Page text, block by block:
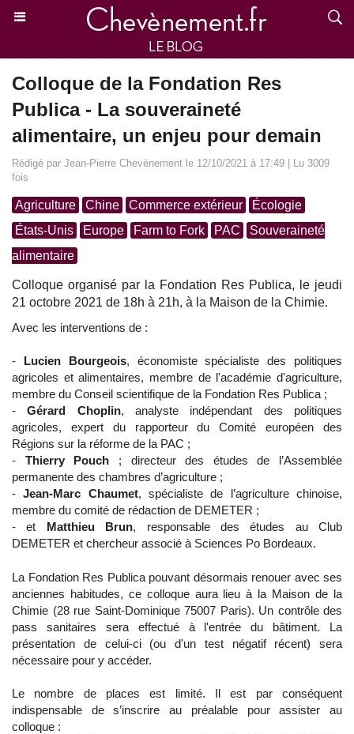
Colloque de la Fondation Res
Publica - La souveraineté
alimentaire, un enjeu pour demain
Rédigé par Jean-Pierre Chevènement le 12/10/2021 à 17:49 | Lu 3009
fois
Agriculture Chine Commerce extérieur
Écologie
États-Unis
Europe Farm to Fork PAC
Souveraineté
alimentaire
Colloque organisé par la Fondation Res Publica, le jeudi
21 octobre 2021 de 18h à 21h, à la Maison de la Chimie.
Avec les interventions de :
- Lucien Bourgeois, économiste spécialiste des politiques
agricoles et alimentaires, membre de l'académie d'agriculture,
membre du Conseil scientifique de la Fondation Res Publica ;
-Gérard Choplin, analyste indépendant des politiques
agricoles, expert du rapporteur du Comité européen des
Régions sur la réforme de la PAC ;
- Thierry Pouch ; directeur des études de l’Assemblée
permanente des chambres d’agriculture ;
-Jean-Marc Chaumet, spécialiste de l’agriculture chinoise,
membre du comité de rédaction de DEMETER ;
- et Matthieu Brun, responsable des études au Club
DEMETER et chercheur associé à Sciences Po Bordeaux.
La Fondation Res Publica pouvant désormais renouer avec ses
anciennes habitudes, ce colloque aura lieu à la Maison de la
Chimie (28 rue Saint-Dominique 75007 Paris). Un contrôle des
pass sanitaires sera effectué à l'entrée du bâtiment. La
présentation de celui-ci (ou d'un test négatif récent) sera
nécessaire pour y accéder.
Le nombre de places est limité. Il est par conséquent
indispensable de s’inscrire au préalable pour assister au
colloque :